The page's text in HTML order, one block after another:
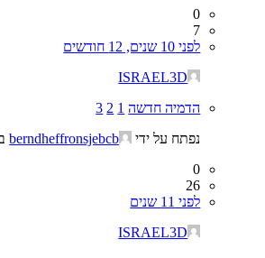
0
7
לפני 10 שנים, 12 חודשים
ISRAEL3D
הדמיה חדשה 1
2
3
נפתח על ידי
berndheffronsjebcb
0
26
לפני 11 שנים
ISRAEL3D